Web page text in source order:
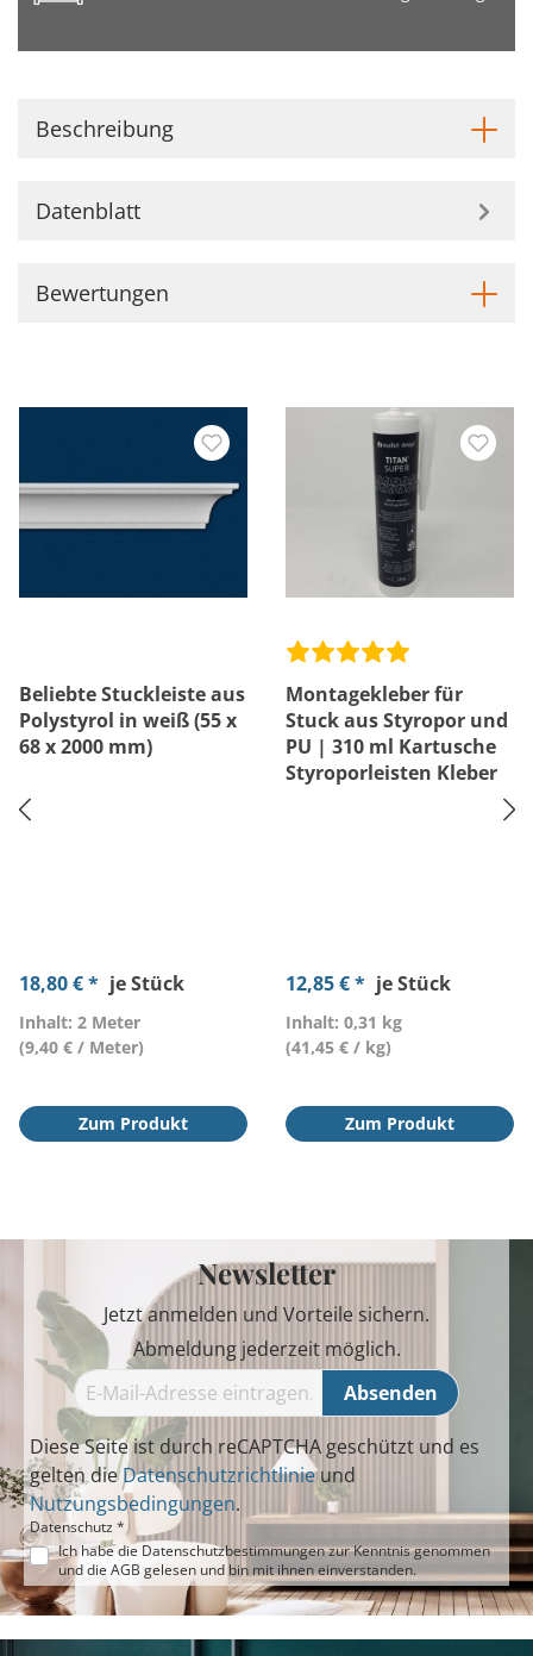
Beschreibung
Datenblatt
Bewertungen
Beliebte Stuckleiste aus
Polystyrol in weiß (55 x
68 x 2000 mm)
18,80 € * je Stück
Inhalt: 2 Meter
(9,40 € / Meter)
Zum Produkt
Montagekleber für
Stuck aus Styropor und
PU | 310 ml Kartusche
Styroporleisten Kleber
12,85 € * je Stück
Inhalt: 0,31 kg
(41,45 € / kg)
Zum Produkt
Newsletter
Jetzt anmelden und Vorteile sichern.
Abmeldung jederzeit möglich.
Absenden
Diese Seite ist durch reCAPTCHA geschützt und es
gelten dieDatenschutzrichtlinieund
Nutzungsbedingungen.
Datenschutz *
Ich habe die Datenschutzbestimmungenzur Kenntnis genommen
und die AGB gelesen und bin mit ihnen einverstanden.